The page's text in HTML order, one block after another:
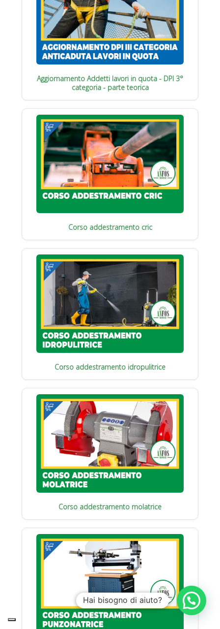
Aggiornamento Addetti lavori in quota - DPI 3°
categoria - parte teorica
Corso addestramento cric
Corso addestramento idropulitrice
Corso addestramento molatrice
Hai bisogno di aiuto?